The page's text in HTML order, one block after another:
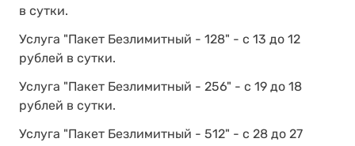
в сутки.
Услуга "Пакет Безлимитный - 128" - с 13 до 12
рублей в сутки.
Услуга "Пакет Безлимитный - 256" - с 19 до 18
рублей в сутки.
Услуга "Пакет Безлимитный - 512" - с 28 до 27